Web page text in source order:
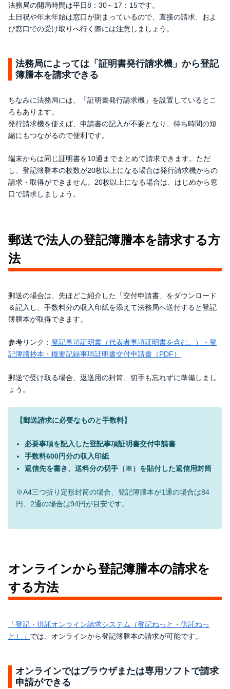
法務局の開局時間は平日8：30～17：15です。
土日祝や年末年始は窓口が閉まっているので、直接の請求、およ
び窓口での受け取りへ行く際には注意しましょう。
法務局によっては「証明書発行請求機」から登記
簿謄本を請求できる
ちなみに法務局には、「証明書発行請求機」を設置しているとこ
ろもあります。
発行請求機を使えば、申請書の記入が不要となり、待ち時間の短
縮にもつながるので便利です。
端末からは同じ証明書を10通までまとめて請求できます。ただ
し、登記簿謄本の枚数が20枚以上になる場合は発行請求機からの
請求・取得ができません。20枚以上になる場合は、はじめから窓
口で請求しましょう。
郵送で法人の登記簿謄本を請求する方
法
郵送の場合は、先ほどご紹介した「交付申請書」をダウンロード
＆記入し、手数料分の収入印紙を添えて法務局へ送付すると登記
簿謄本が取得できます。
参考リンク： 登記事項証明書（代表者事項証明書を含む。）・登
記簿謄抄本・概要記録事項証明書交付申請書（PDF）
郵送で受け取る場合、返送用の封筒、切手も忘れずに準備しまし
ょう。
【郵送請求に必要なものと手数料】
必要事項を記入した登記事項証明書交付申請書
手数料600円分の収入印紙
返信先を書き、送料分の切手（※）を貼付した返信用封筒
※A4三つ折り定形封筒の場合、登記簿謄本が1通の場合は84
円、2通の場合は94円が目安です。
オンラインから登記簿謄本の請求を
する方法
「登記・供託オンライン請求システム（登記ねっと・供託ねっ
と）」 では、オンラインから登記簿謄本の請求が可能です。
オンラインではブラウザまたは専用ソフトで請求
申請ができる